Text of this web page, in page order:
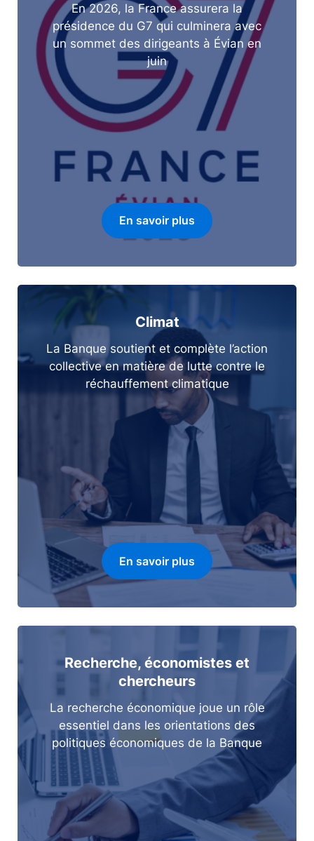
En 2026, la France assurera la
présidence du G7 qui culminera avec
un sommet des dirigeants à Évian en
juin
En savoir plus
Climat
La Banque soutient et complète l’action
collective en matière de lutte contre le
réchauffement climatique
En savoir plus
Recherche, économistes et
chercheurs
La recherche économique joue un rôle
essentiel dans les orientations des
politiques économiques de la Banque